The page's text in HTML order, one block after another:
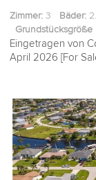
Zimmer: 3 Bäder:
Grundstücksgröße
Eingetragen von
April 2026 [For